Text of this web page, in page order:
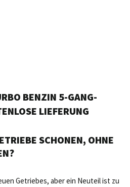
BENZIN 5-GANG-
LIEFERUNG
SCHONEN, OHNE
Getriebes, aber ein Neuteil ist zu